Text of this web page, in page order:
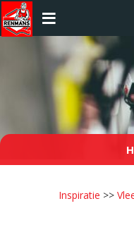
Overslaan
en
naar
Inspiratie >>